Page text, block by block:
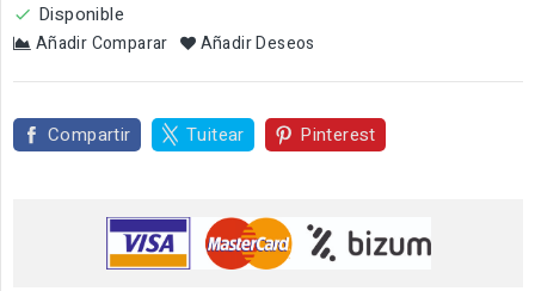
 Disponible
Añadir Comparar Añadir Deseos
Compartir Tuitear Pinterest